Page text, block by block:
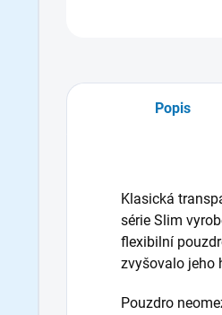
Popis
Klasická
série Slim
flexibilní
zvyšovalo jeho
Pouzdro